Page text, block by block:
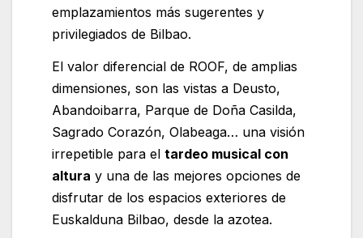
emplazamientos más sugerentes y
privilegiados de Bilbao.
El valor diferencial de ROOF, de amplias
dimensiones, son las vistas a Deusto,
Abandoibarra, Parque de Doña Casilda,
Sagrado Corazón, Olabeaga… una visión
irrepetible para eltardeo musical con
altura y una de las mejores opciones de
disfrutar de los espacios exteriores de
Euskalduna Bilbao, desde la azotea.